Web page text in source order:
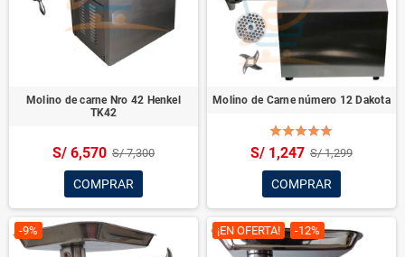
Molino de carne Nro 42 Henkel
TK42
S/ 6,570 S/ 7,300
COMPRAR
Molino de Carne número 12 Dakota
S/ 1,247 S/ 1,299
COMPRAR
-9% ¡EN OFERTA! -12%